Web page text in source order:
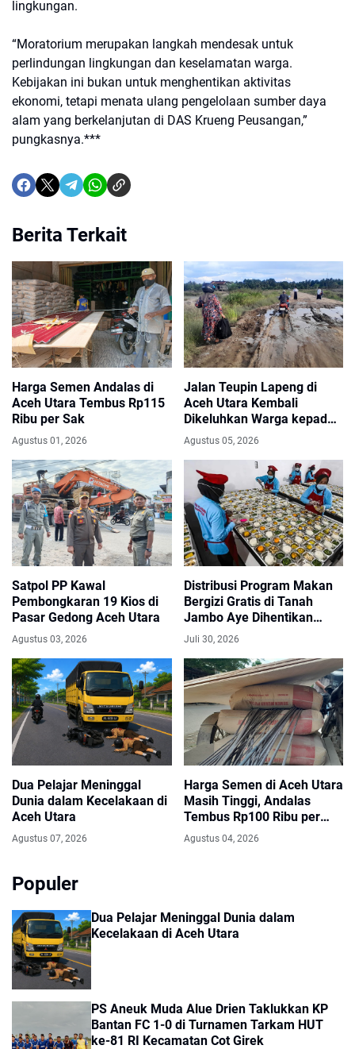
lingkungan.
“Moratorium merupakan langkah mendesak untuk
perlindungan lingkungan dan keselamatan warga.
Kebijakan ini bukan untuk menghentikan aktivitas
ekonomi, tetapi menata ulang pengelolaan sumber daya
alam yang berkelanjutan di DAS Krueng Peusangan,”
pungkasnya.***
Berita Terkait
Harga Semen Andalas di
Aceh Utara Tembus Rp115
Ribu per Sak
Agustus 01, 2026
Jalan Teupin Lapeng di
Aceh Utara Kembali
Dikeluhkan Warga kepada
Anggota DPRK
Agustus 05, 2026
Satpol PP Kawal
Pembongkaran 19 Kios di
Pasar Gedong Aceh Utara
Agustus 03, 2026
Distribusi Program Makan
Bergizi Gratis di Tanah
Jambo Aye Dihentikan
Sementara, Terkendala
Juli 30, 2026
Dua Pelajar Meninggal
Dunia dalam Kecelakaan di
Aceh Utara
Agustus 07, 2026
Harga Semen di Aceh Utara
Masih Tinggi, Andalas
Tembus Rp100 Ribu per
Sak
Agustus 04, 2026
Populer
Dua Pelajar Meninggal Dunia dalam
Kecelakaan di Aceh Utara
PS Aneuk Muda Alue Drien Taklukkan KP
Bantan FC 1-0 di Turnamen Tarkam HUT
ke-81 RI Kecamatan Cot Girek